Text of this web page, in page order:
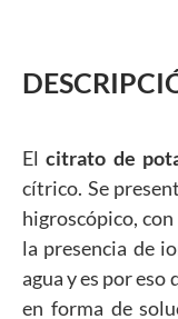
El citrato de
cítrico. Se
higroscópico,
la presencia de
agua y es por
en forma de